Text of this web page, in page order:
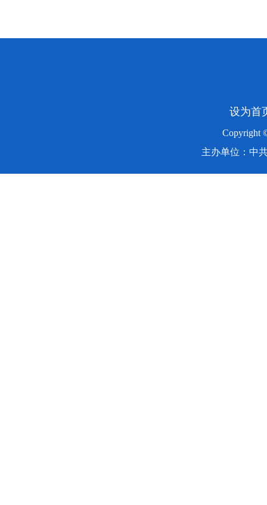
设为首
Copyright
主办单位：中